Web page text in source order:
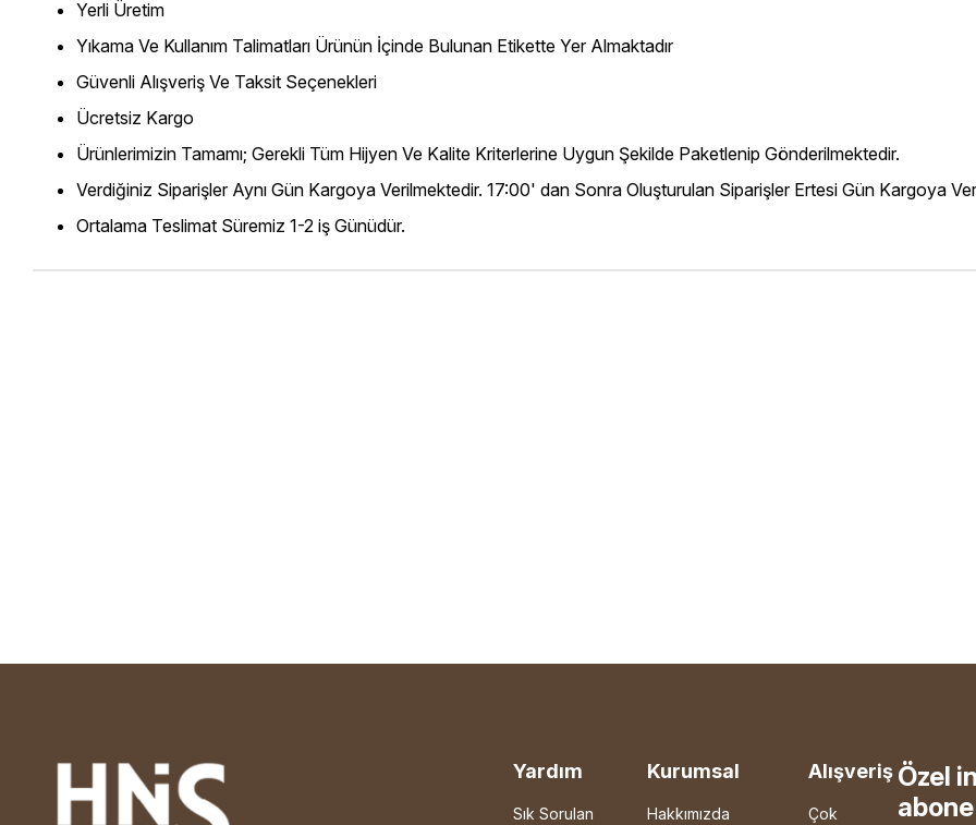
Yerli Üretim
Yıkama Ve Kullanım Talimatları Ürünün İçinde Bulunan Etikette Yer Almaktadır
Güvenli Alışveriş Ve Taksit Seçenekleri
Ücretsiz Kargo
Ürünlerimizin Tamamı; Gerekli Tüm Hijyen Ve Kalite Kriterlerine Uygun Şekilde Paketlenip Gönderilmektedir.
Verdiğiniz Siparişler Aynı Gün Kargoya Verilmektedir. 17:00' dan Sonra Oluşturulan Siparişler Ertesi Gün Kargoya
Ortalama Teslimat Süremiz 1-2 iş Günüdür.
Yardım
Sık Sorulan
Kurumsal
Hakkımızda
Alışveriş
Çok
Özel